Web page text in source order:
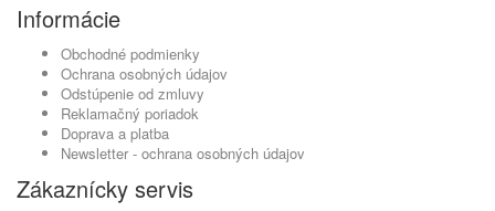
Informácie
Obchodné podmienky
Ochrana osobných údajov
Odstúpenie od zmluvy
Reklamačný poriadok
Doprava a platba
Newsletter - ochrana osobných údajov
Zákaznícky servis